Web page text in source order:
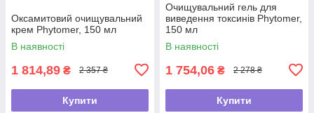
Оксамитовий очищувальний
крем Phytomer, 150 мл
В наявності
1 814,89 ₴ 2 357 ₴
Купити
Очищувальний гель для
виведення токсинів Phytomer,
150 мл
В наявності
1 754,06 ₴ 2 278 ₴
Купити